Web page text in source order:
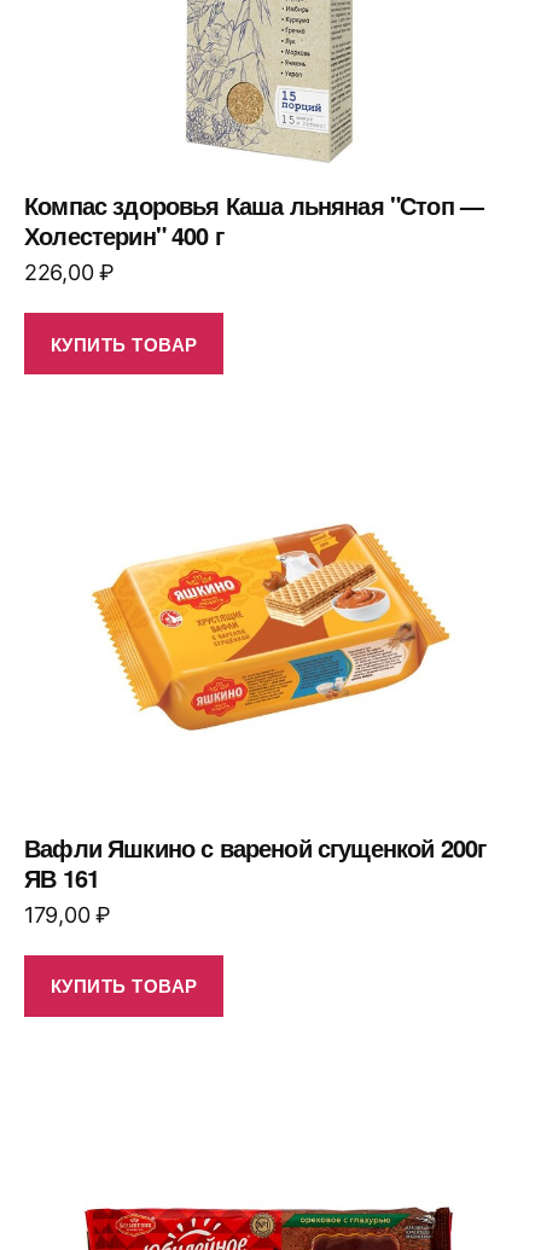
Компас здоровья Каша льняная "Стоп —
Холестерин" 400 г
226,00₽
КУПИТЬ ТОВАР
Вафли Яшкино с вареной сгущенкой 200г
ЯВ 161
179,00₽
КУПИТЬ ТОВАР